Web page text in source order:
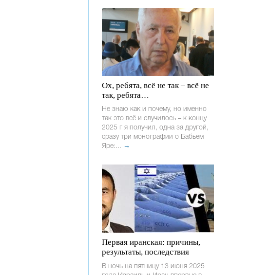
Ох, ребята, всё не так – всё не
так, ребята…
Не знаю как и почему, но именно
так это всё и случилось – к концу
2025 г я получил, одна за другой,
сразу три монографии о Бабьем
Яре:... →
Первая иранская: причины,
результаты, последствия
В ночь на пятницу 13 июня 2025